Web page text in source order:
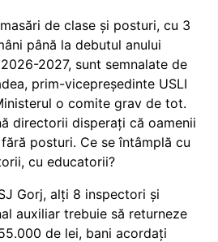
de clase și posturi, cu 3
până la debutul anului
2027, sunt semnalate de
prim-vicepreședinte USLI
o comite grav de tot.
directorii disperați că oamenii
posturi. Ce se întâmplă cu
cu educatorii?
Gorj, alți 8 inspectori și
auxiliar trebuie să returneze
de lei, bani acordați